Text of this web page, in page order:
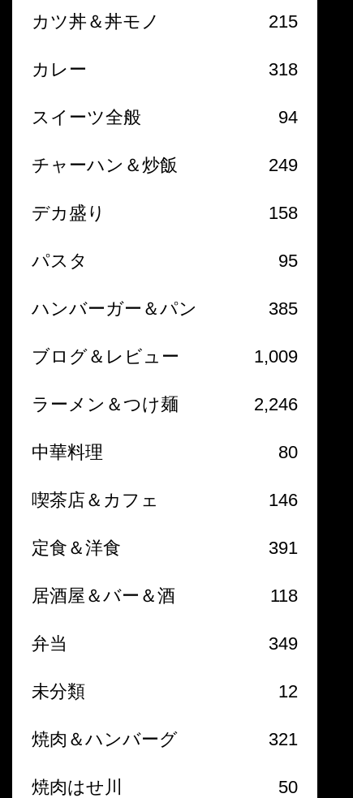
カツ丼＆丼モノ 215
カレー 318
スイーツ全般 94
チャーハン＆炒飯 249
デカ盛り 158
パスタ 95
ハンバーガー＆パン 385
ブログ＆レビュー 1,009
ラーメン＆つけ麺 2,246
中華料理 80
喫茶店＆カフェ 146
定食＆洋食 391
居酒屋＆バー＆酒 118
弁当 349
未分類 12
焼肉＆ハンバーグ 321
焼肉はせ川 50